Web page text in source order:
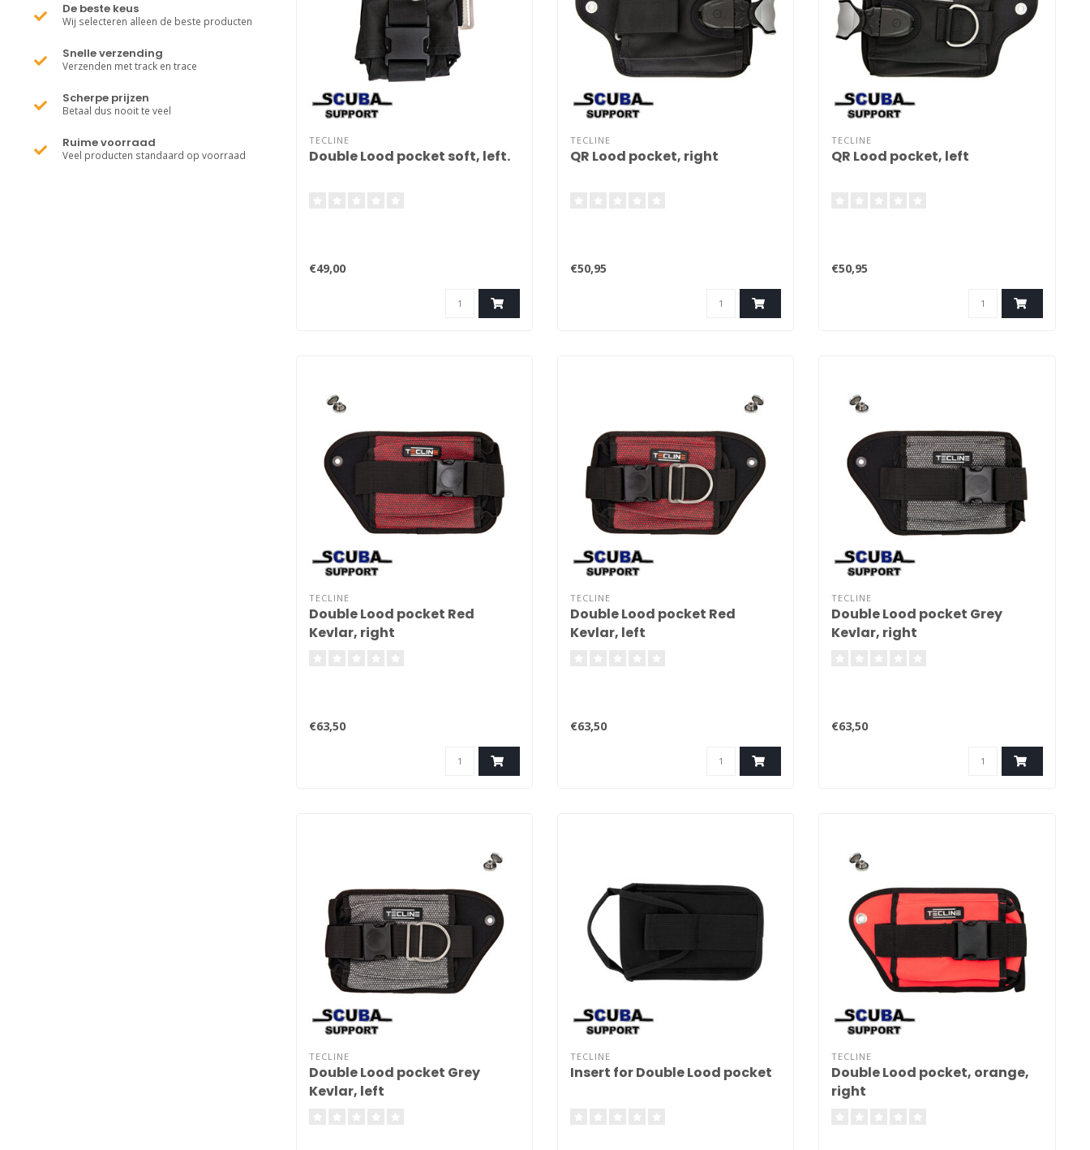
De beste keus
Wij selecteren alleen de beste producten
Snelle verzending
Verzenden met track en trace
Scherpe prijzen
Betaal dus nooit te veel
Ruime voorraad
Veel producten standaard op voorraad
TECLINE
Double Lood pocket soft, left.
€49,00
TECLINE
QR Lood pocket, right
€50,95
TECLINE
QR Lood pocket, left
€50,95
TECLINE
Double Lood pocket Red
Kevlar, right
€63,50
TECLINE
Double Lood pocket Red
Kevlar, left
€63,50
TECLINE
Double Lood pocket Grey
Kevlar, right
€63,50
TECLINE
Double Lood pocket Grey
Kevlar, left
TECLINE
Insert for Double Lood pocket
TECLINE
Double Lood pocket, orange,
right